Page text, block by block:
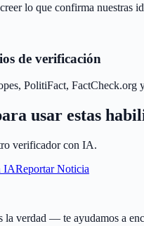
lo que confirma nuestras
de verificación
PolitiFact, FactCheck.org
usar estas
verificador con IA.
IAReportar Noticia
la verdad — te ayudamos a